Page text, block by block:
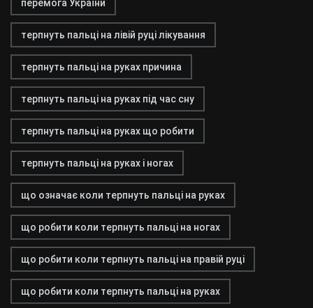
перемога України
терпнуть пальці на лівій руці лікування
терпнуть пальці на руках причина
терпнуть пальці на руках під час сну
терпнуть пальці на руках що робити
терпнуть пальці на руках і ногах
що означає коли терпнуть пальці на руках
що робити коли терпнуть пальці на ногах
що робити коли терпнуть пальці на правій руці
що робити коли терпнуть пальці на руках